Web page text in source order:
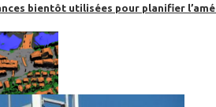
bientôt utilisées pour planifier